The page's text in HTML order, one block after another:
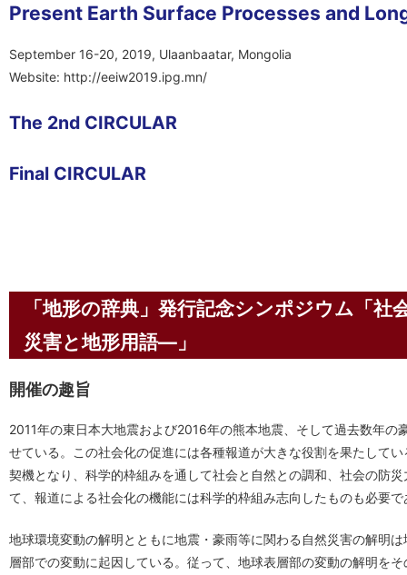
Present Earth Surface Processes and
September 16-20, 2019, Ulaanbaatar, Mongolia
Website: http://eeiw2019.ipg.mn/
The 2nd CIRCULAR
Final CIRCULAR
「地形の辞典」発行記念シンポジウム「
災害と地形用語―」
開催の趣旨
2011年の東日本大地震および2016年の熊本地震、そして過去数年
せている。この社会化の促進には各種報道が大きな役割を果たして
契機となり、科学的枠組みを通して社会と自然との調和、社会の防
て、報道による社会化の機能には科学的枠組み志向したものも必要
地球環境変動の解明とともに地震・豪雨等に関わる自然災害の解明
層部での変動に起因している。従って、地球表層部の変動の解明を